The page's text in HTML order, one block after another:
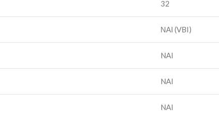
32
ΝΑΙ (VBI)
NAI
NAI
NAI